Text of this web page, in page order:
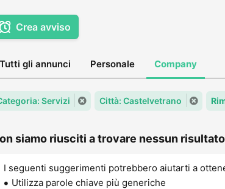
Crea avviso
Tutti gli annunci Personale Company
Servizi Città: Castelvetrano
siamo riusciti a trovare nessun
I seguenti suggerimenti potrebbero aiutarti a
Utilizza parole chiave più generiche